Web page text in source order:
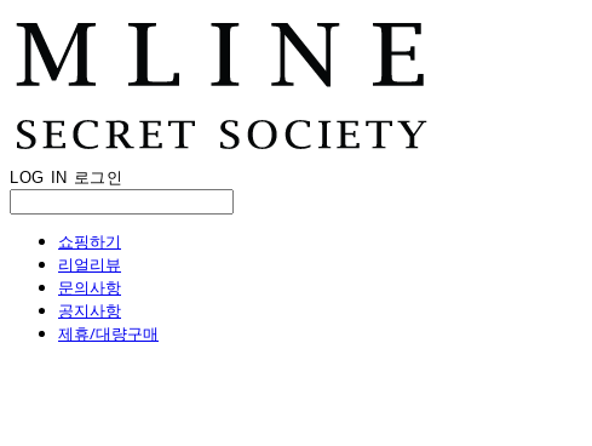
LOG IN 로그인
쇼핑하기
리얼리뷰
문의사항
공지사항
제휴/대량구매